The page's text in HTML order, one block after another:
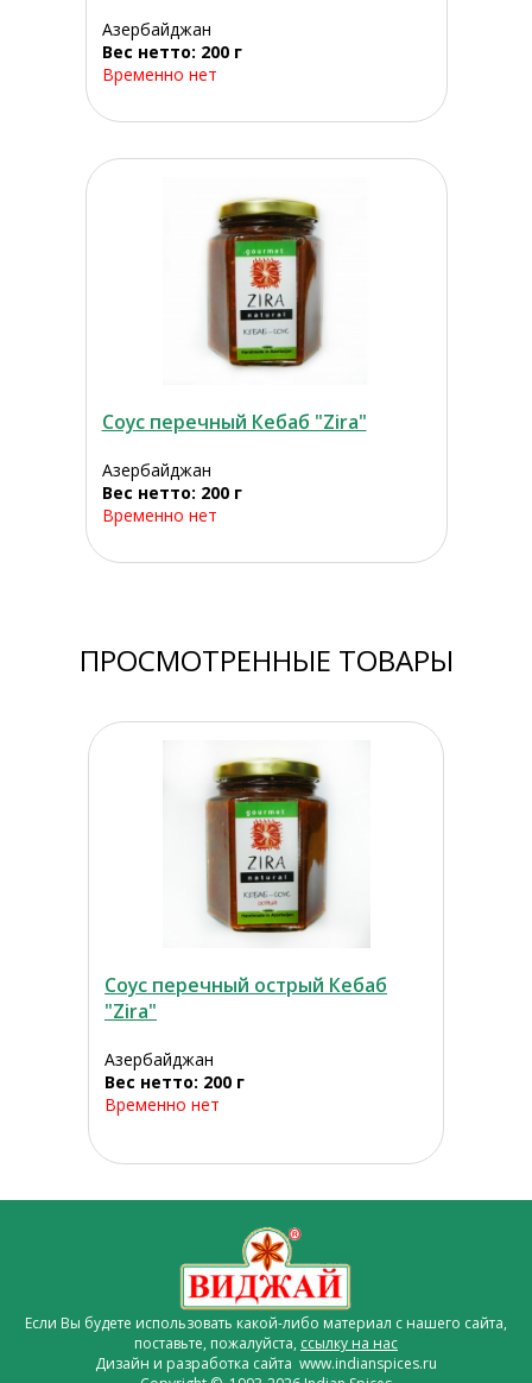
Азербайджан
Вес нетто: 200 г
Временно нет
Соус перечный Кебаб "Zira"
Азербайджан
Вес нетто: 200 г
Временно нет
ПРОСМОТРЕННЫЕ ТОВАРЫ
Соус перечный острый Кебаб
"Zira"
Азербайджан
Вес нетто: 200 г
Временно нет
Если Вы будете использовать какой-либо материал с нашего сайта,
поставьте, пожалуйста, ссылку на нас
Дизайн и разработка сайта www.indianspices.ru